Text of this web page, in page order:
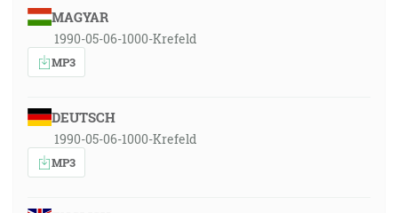
MAGYAR
1990-05-06-1000-Krefeld
MP3
DEUTSCH
1990-05-06-1000-Krefeld
MP3